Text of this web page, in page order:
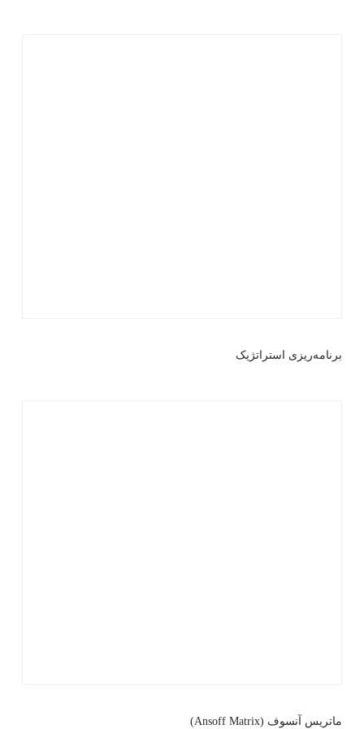
برنامه‌ریزی استراتژیک
ماتریس آنسوف (Ansoff Matrix)